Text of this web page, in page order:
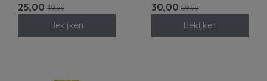
25,00 49,99
Bekijken
30,00 59,99
Bekijken